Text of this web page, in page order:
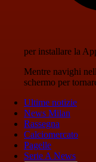
per installare la
Mentre navighi
schermo per
Ultime notizie
News Milan
Rassegna
Calciomercato
Pagelle
Serie A News